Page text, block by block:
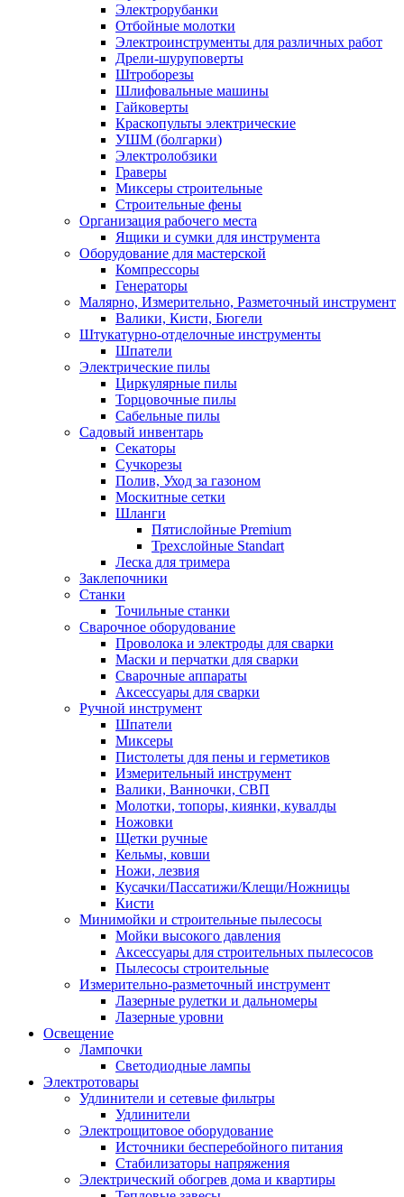
Электрорубанки
Отбойные молотки
Электроинструменты для различных работ
Дрели-шуруповерты
Штроборезы
Шлифовальные машины
Гайковерты
Краскопульты электрические
УШМ (болгарки)
Электролобзики
Граверы
Миксеры строительные
Строительные фены
Организация рабочего места
Ящики и сумки для инструмента
Оборудование для мастерской
Компрессоры
Генераторы
Малярно, Измерительно, Разметочный инструмент
Валики, Кисти, Бюгели
Штукатурно-отделочные инструменты
Шпатели
Электрические пилы
Циркулярные пилы
Торцовочные пилы
Сабельные пилы
Садовый инвентарь
Секаторы
Сучкорезы
Полив, Уход за газоном
Москитные сетки
Шланги
Пятислойные Premium
Трехслойные Standart
Леска для тримера
Заклепочники
Станки
Точильные станки
Сварочное оборудование
Проволока и электроды для сварки
Маски и перчатки для сварки
Сварочные аппараты
Аксессуары для сварки
Ручной инструмент
Шпатели
Миксеры
Пистолеты для пены и герметиков
Измерительный инструмент
Валики, Ванночки, СВП
Молотки, топоры, киянки, кувалды
Ножовки
Щетки ручные
Кельмы, ковши
Ножи, лезвия
Кусачки/Пассатижи/Клещи/Ножницы
Кисти
Минимойки и строительные пылесосы
Мойки высокого давления
Аксессуары для строительных пылесосов
Пылесосы строительные
Измерительно-разметочный инструмент
Лазерные рулетки и дальномеры
Лазерные уровни
Освещение
Лампочки
Светодиодные лампы
Электротовары
Удлинители и сетевые фильтры
Удлинители
Электрощитовое оборудование
Источники бесперебойного питания
Стабилизаторы напряжения
Электрический обогрев дома и квартиры